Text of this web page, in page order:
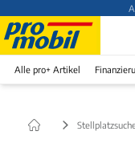
Alle pro+ Artikel